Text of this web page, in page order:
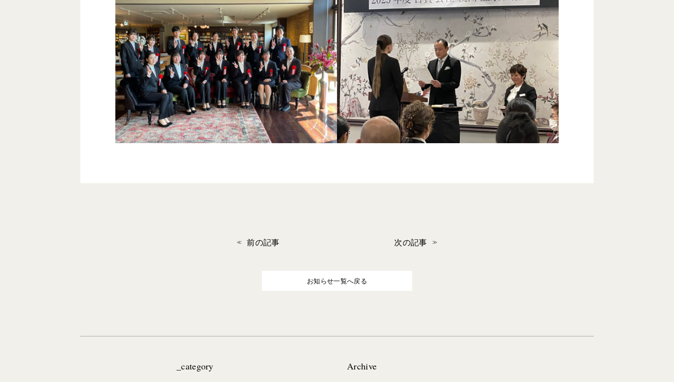
前の記事 次の記事
お知らせ一覧へ戻る
_category Archive